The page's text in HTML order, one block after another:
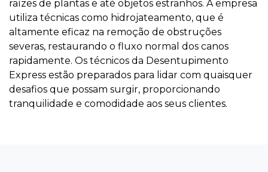
raízes de plantas e até objetos estranhos. A empresa
utiliza técnicas como hidrojateamento, que é
altamente eficaz na remoção de obstruções
severas, restaurando o fluxo normal dos canos
rapidamente. Os técnicos da Desentupimento
Express estão preparados para lidar com quaisquer
desafios que possam surgir, proporcionando
tranquilidade e comodidade aos seus clientes.